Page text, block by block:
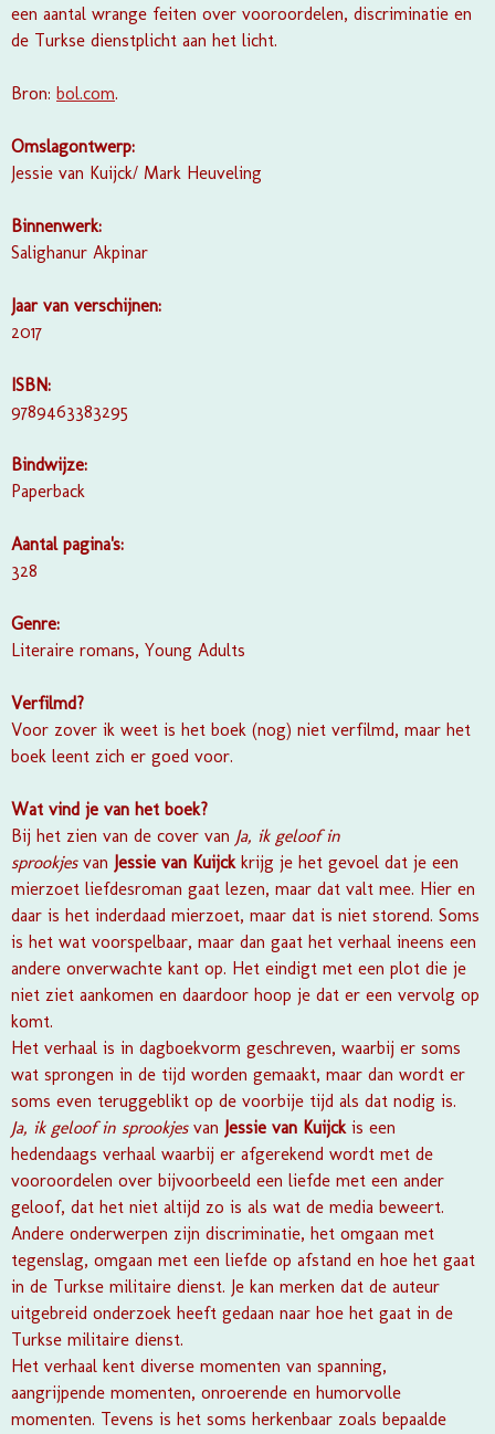
een aantal wrange feiten over vooroordelen, discriminatie en
de Turkse dienstplicht aan het licht.
Bron: bol.com.
Omslagontwerp:
Jessie van Kuijck/ Mark Heuveling
Binnenwerk:
Salighanur Akpinar
Jaar van verschijnen:
2017
ISBN:
9789463383295
Bindwijze:
Paperback
Aantal pagina's:
328
Genre:
Literaire romans, Young Adults
Verfilmd?
Voor zover ik weet is het boek (nog) niet verfilmd, maar het
boek leent zich er goed voor.
Wat vind je van het boek?
Bij het zien van de cover van Ja, ik geloof in
sprookjesvan Jessie van Kuijck krijg je het gevoel dat je een
mierzoet liefdesroman gaat lezen, maar dat valt mee. Hier en
daar is het inderdaad mierzoet, maar dat is niet storend. Soms
is het wat voorspelbaar, maar dan gaat het verhaal ineens een
andere onverwachte kant op. Het eindigt met een plot die je
niet ziet aankomen en daardoor hoop je dat er een vervolg op
komt.
Het verhaal is in dagboekvorm geschreven, waarbij er soms
wat sprongen in de tijd worden gemaakt, maar dan wordt er
soms even teruggeblikt op de voorbije tijd als dat nodig is.
Ja, ik geloof in sprookjesvan Jessie van Kuijckis een
hedendaags verhaal waarbij er afgerekend wordt met de
vooroordelen over bijvoorbeeld een liefde met een ander
geloof, dat het niet altijd zo is als wat de media beweert.
Andere onderwerpen zijn discriminatie, het omgaan met
tegenslag, omgaan met een liefde op afstand en hoe het gaat
in de Turkse militaire dienst. Je kan merken dat de auteur
uitgebreid onderzoek heeft gedaan naar hoe het gaat in de
Turkse militaire dienst.
Het verhaal kent diverse momenten van spanning,
aangrijpende momenten, onroerende en humorvolle
momenten. Tevens is het soms herkenbaar zoals bepaalde